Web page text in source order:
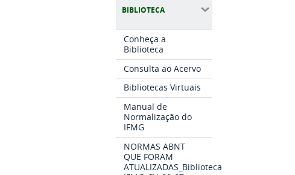
BIBLIOTECA
Conheça a
Biblioteca
Consulta ao Acervo
Bibliotecas Virtuais
Manual de
Normalização do
IFMG
NORMAS ABNT
QUE FORAM
ATUALIZADAS_Biblioteca